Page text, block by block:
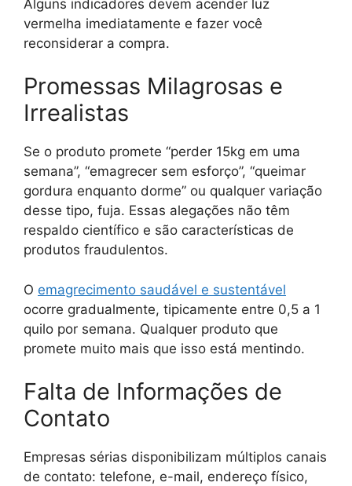
Alguns indicadores devem acender luz
vermelha imediatamente e fazer você
reconsiderar a compra.
Promessas Milagrosas e
Irrealistas
Se o produto promete “perder 15kg em uma
semana”, “emagrecer sem esforço”, “queimar
gordura enquanto dorme” ou qualquer variação
desse tipo, fuja. Essas alegações não têm
respaldo científico e são características de
produtos fraudulentos.
O emagrecimento saudável e sustentável
ocorre gradualmente, tipicamente entre 0,5 a 1
quilo por semana. Qualquer produto que
promete muito mais que isso está mentindo.
Falta de Informações de
Contato
Empresas sérias disponibilizam múltiplos canais
de contato: telefone, e-mail, endereço físico,